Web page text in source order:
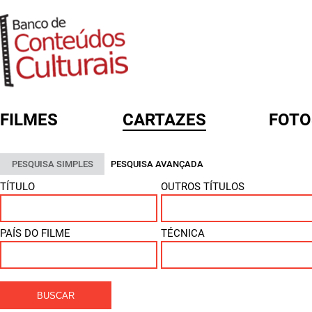
FILMES CARTAZES
PESQUISA SIMPLES PESQUISA AVANÇADA
TÍTULO OUTROS TÍTULOS
PAÍS DO FILME TÉCNICA
FORMULÁRIO DE BUSCA